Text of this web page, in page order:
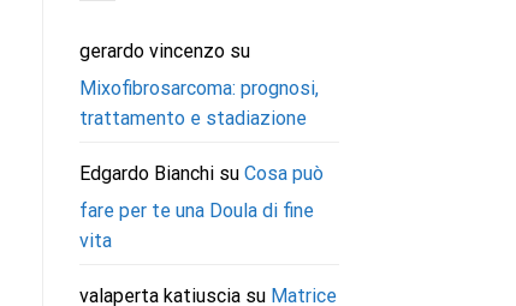
gerardo vincenzosu
Mixofibrosarcoma: prognosi,
trattamento e stadiazione
Edgardo Bianchisu Cosa può
fare per te una Doula di fine
vita
valaperta katiusciasu Matrice